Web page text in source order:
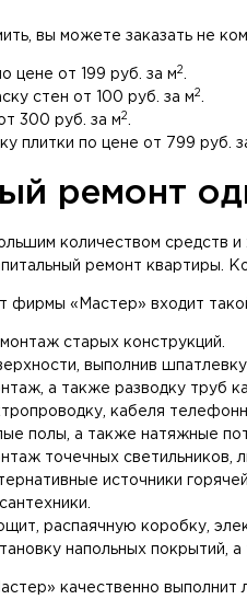
вы можете заказать не
цене от 199 руб. за м2
стен от 100 руб. за м2
300 руб. за м2
плитки по цене от 799 руб.
ремонт
количеством средств
ремонт квартиры.
фирмы «Мастер» входит
старых конструкций.
выполнив
а также разводку труб
кабеля
полы, а также натяжные
точечных светильников,
источники
распаячную коробку,
напольных покрытий,
качественно выполнит